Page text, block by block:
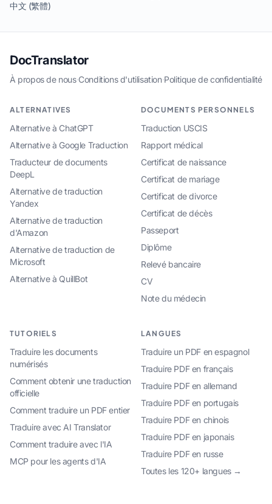
中文 (繁體)
DocTranslator
À propos de nous·Conditions d'utilisation·Politique de confidentialité
ALTERNATIVES
Alternative à ChatGPT
Alternative à Google Traduction
Traducteur de documents
DeepL
Alternative de traduction
Yandex
Alternative de traduction
d'Amazon
Alternative de traduction de
Microsoft
Alternative à QuillBot
DOCUMENTS PERSONNELS
Traduction USCIS
Rapport médical
Certificat de naissance
Certificat de mariage
Certificat de divorce
Certificat de décès
Passeport
Diplôme
Relevé bancaire
CV
Note du médecin
TUTORIELS
Traduire les documents
numérisés
Comment obtenir une traduction
officielle
Comment traduire un PDF entier
Traduire avec AI Translator
Comment traduire avec l'IA
MCP pour les agents d'IA
LANGUES
Traduire un PDF en espagnol
Traduire PDF en français
Traduire PDF en allemand
Traduire PDF en portugais
Traduire PDF en chinois
Traduire PDF en japonais
Traduire PDF en russe
Toutes les 120+ langues →